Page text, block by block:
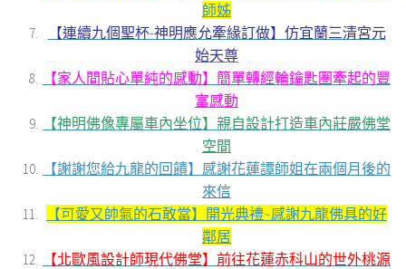
師姊
【連續九個聖杯-神明應允牽緣訂做】仿宜蘭三清宮元
始天尊
【家人間貼心單純的感動】簡單轉經輪鑰匙圈牽起的豐
富感動
【神明佛像專屬車內坐位】親自設計打造車內莊嚴佛堂
空間
【謝謝您給九龍的回饋】感謝花蓮譚師姐在兩個月後的
來信
【可愛又帥氣的石敢當】開光典禮~感謝九龍佛具的好
鄰居
【北歐風設計師現代佛堂】前往花蓮赤科山的世外桃源